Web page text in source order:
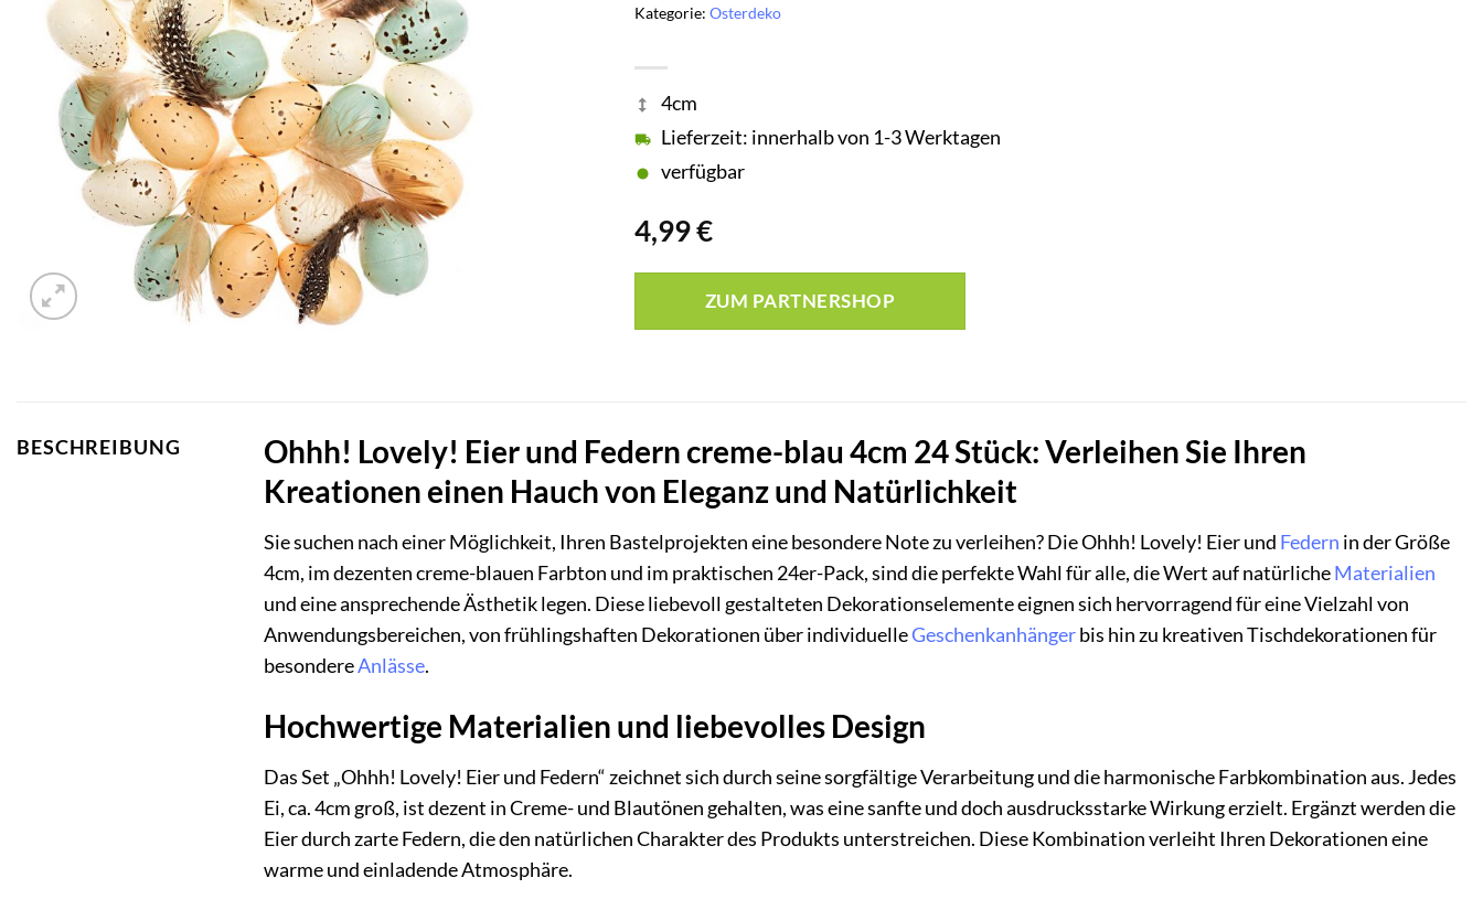
4,99€
4cm
Lieferzeit: innerhalb von 1-3 Werktagen
verfügbar
ZUM PARTNERSHOP
Kategorie: Osterdeko
BESCHREIBUNG
Ohhh! Lovely! Eier und Federn creme-blau 4cm 24 Stück: Verleihen Sie Ihren
Kreationen einen Hauch von Eleganz und Natürlichkeit
Sie suchen nach einer Möglichkeit, Ihren Bastelprojekten eine besondere Note zu verleihen? Die Ohhh! Lovely! Eier und Federn in der Größe
4cm, im dezenten creme-blauen Farbton und im praktischen 24er-Pack, sind die perfekte Wahl für alle, die Wert auf natürlicheMaterialien
und eine ansprechende Ästhetik legen. Diese liebevoll gestalteten Dekorationselemente eignen sich hervorragend für eine Vielzahl von
Anwendungsbereichen, von frühlingshaften Dekorationen über individuelleGeschenkanhängerbis hin zu kreativen Tischdekorationen für
besondereAnlässe.
Hochwertige Materialien und liebevolles Design
Das Set „Ohhh! Lovely! Eier und Federn“ zeichnet sich durch seine sorgfältige Verarbeitung und die harmonische Farbkombination aus. Jedes
Ei, ca. 4cm groß, ist dezent in Creme- und Blautönen gehalten, was eine sanfte und doch ausdrucksstarke Wirkung erzielt. Ergänzt werden die
Eier durch zarte Federn, die den natürlichen Charakter des Produkts unterstreichen. Diese Kombination verleiht Ihren Dekorationen eine
warme und einladende Atmosphäre.